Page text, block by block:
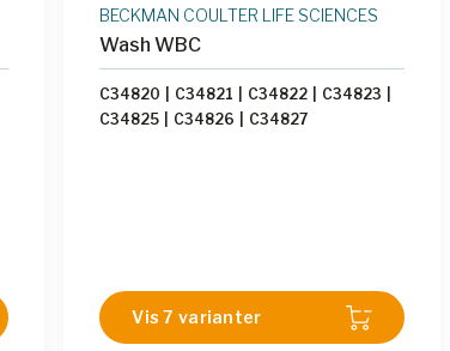
BECKMAN COULTER LIFE SCIENCES
Wash WBC
C34820 C34821 C34822 C34823
C34825
C34826 C34827
Vis 7 varianter